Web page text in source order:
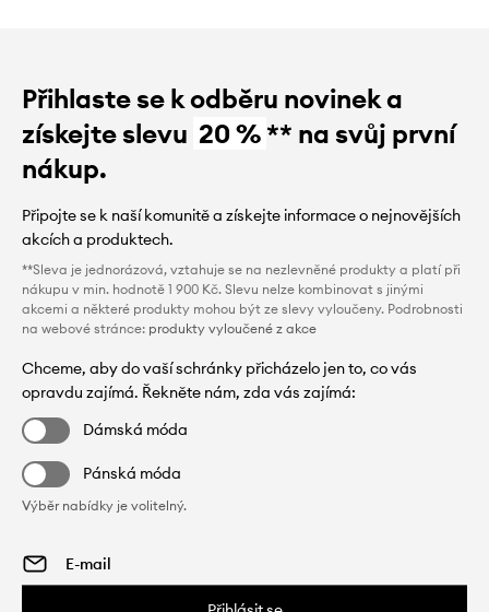
Přihlaste se k odběru novinek a
získejte slevu 20 %** na svůj první
nákup.
Připojte se k naší komunitě a získejte informace o nejnovějších
akcích a produktech.
**Sleva je jednorázová, vztahuje se na nezlevněné produkty a platí při
nákupu v min. hodnotě 1 900 Kč. Slevu nelze kombinovat s jinými
akcemi a některé produkty mohou být ze slevy vyloučeny. Podrobnosti
na webové stránce: produkty vyloučené z akce
Chceme, aby do vaší schránky přicházelo jen to, co vás
opravdu zajímá. Řekněte nám, zda vás zajímá:
Dámská móda
Pánská móda
Výběr nabídky je volitelný.